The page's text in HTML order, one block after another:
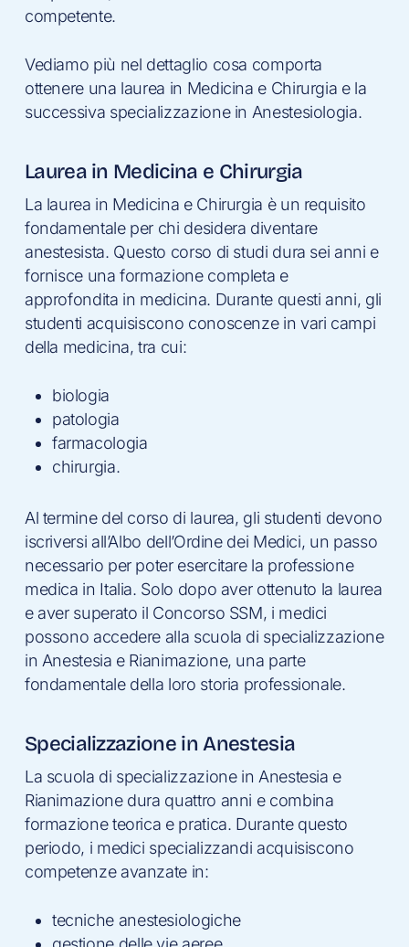
competente.
Vediamo più nel dettaglio cosa comporta
ottenere una laurea in Medicina e Chirurgia e la
successiva specializzazione in Anestesiologia.
Laurea in Medicina e Chirurgia
La laurea in Medicina e Chirurgia è un requisito
fondamentale per chi desidera diventare
anestesista. Questo corso di studi dura sei anni e
fornisce una formazione completa e
approfondita in medicina. Durante questi anni, gli
studenti acquisiscono conoscenze in vari campi
della medicina, tra cui:
biologia
patologia
farmacologia
chirurgia.
Al termine del corso di laurea, gli studenti devono
iscriversi all’Albo dell’Ordine dei Medici, un passo
necessario per poter esercitare la professione
medica in Italia. Solo dopo aver ottenuto la laurea
e aver superato il Concorso SSM, i medici
possono accedere alla scuola di specializzazione
in Anestesia e Rianimazione, una parte
fondamentale della loro storia professionale.
Specializzazione in Anestesia
La scuola di specializzazione in Anestesia e
Rianimazione dura quattro anni e combina
formazione teorica e pratica. Durante questo
periodo, i medici specializzandi acquisiscono
competenze avanzate in:
tecniche anestesiologiche